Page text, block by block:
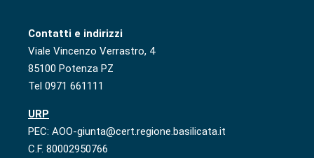
Contatti e indirizzi
Viale Vincenzo Verrastro, 4
85100 Potenza PZ
Tel 0971 661111
URP
PEC: AOO-giunta@cert.regione.basilicata.it
C.F. 80002950766